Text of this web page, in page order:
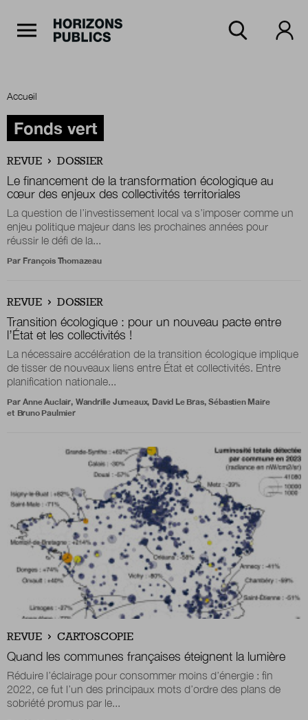
Accueil
Rubriques
Thèmes
Boutique
Qui sommes-nous ?
Nous contacter
Newsletter
Renseignez votre email afin de suivre l'actualité
de la transformation publique.
Nous suivre sur Twittersur LinkedIn
Accueil
Fonds vert
REVUE DOSSIER
Le financement de la transformation écologique au
cœur des enjeux des collectivités territoriales
La question de l’investissement local va s’imposer comme un
enjeu politique majeur dans les prochaines années pour
réussir le défi de la...
Par François Thomazeau
REVUE DOSSIER
Transition écologique : pour un nouveau pacte entre
l’État et les collectivités !
La nécessaire accélération de la transition écologique implique
de tisser de nouveaux liens entre État et collectivités. Entre
planification nationale...
Par Anne Auclair, Wandrille Jumeaux, David Le Bras, Sébastien Maire
et Bruno Paulmier
REVUE CARTOSCOPIE
Quand les communes françaises éteignent la lumière
Réduire l’éclairage pour consommer moins d’énergie : fin
2022, ce fut l’un des principaux mots d’ordre des plans de
sobriété promus par le...